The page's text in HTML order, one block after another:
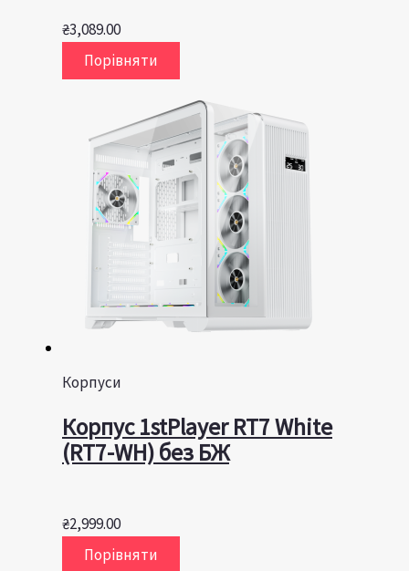
₴3,089.00
Порівняти
Корпуси
Корпус 1stPlayer RT7 White
(RT7-WH) без БЖ
₴2,999.00
Порівняти